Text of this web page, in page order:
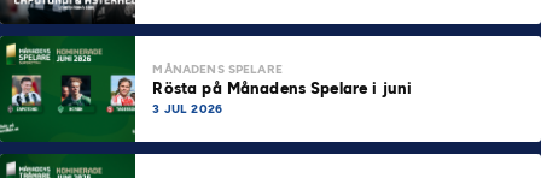
MÅNADENS SPELARE
Rösta på Månadens Spelare i juni
3 JUL 2026